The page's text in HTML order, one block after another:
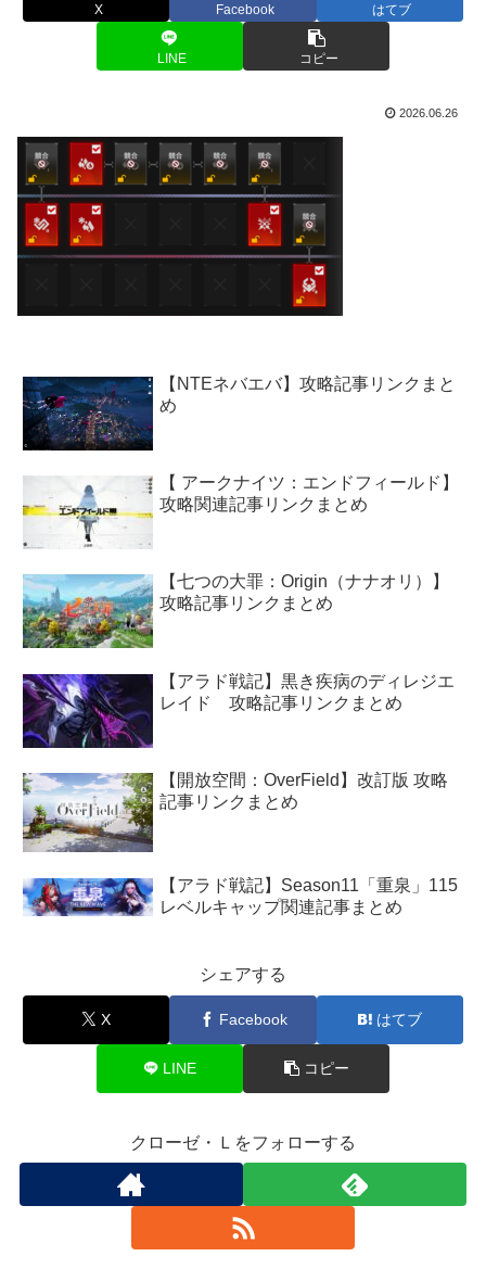
X Facebook はてブ
LINE コピー
2026.06.26
【NTEネバエバ】攻略記事リンクまと
め
【 アークナイツ：エンドフィールド】
攻略関連記事リンクまとめ
【七つの大罪：Origin（ナナオリ）】
攻略記事リンクまとめ
【アラド戦記】黒き疾病のディレジエ
レイド 攻略記事リンクまとめ
【開放空間：OverField】改訂版 攻略
記事リンクまとめ
【アラド戦記】Season11「重泉」115
レベルキャップ関連記事まとめ
シェアする
X Facebook はてブ
LINE コピー
クローゼ・Ｌをフォローする